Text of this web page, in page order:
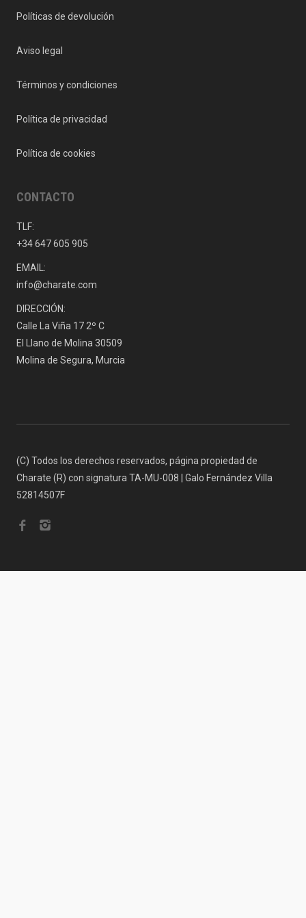
Políticas de devolución
Aviso legal
Términos y condiciones
Política de privacidad
Política de cookies
CONTACTO
TLF:
+34 647 605 905
EMAIL:
info@charate.com
DIRECCIÓN:
Calle La Viña 17 2º C
El Llano de Molina 30509
Molina de Segura, Murcia
(C) Todos los derechos reservados, página propiedad de
Charate (R) con signatura TA-MU-008 | Galo Fernández Villa
52814507F